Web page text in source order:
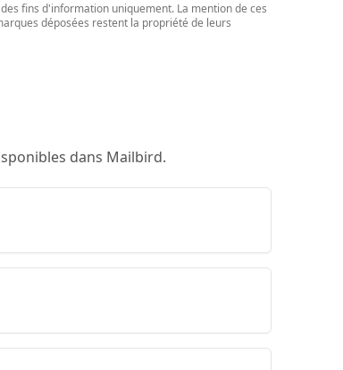
fins d'information uniquement. La mention de ces
déposées restent la propriété de leurs
dans Mailbird.